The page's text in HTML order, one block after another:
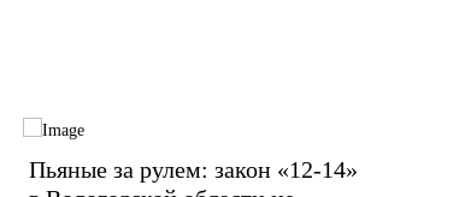
Пьяные за рулем: закон «12-14»